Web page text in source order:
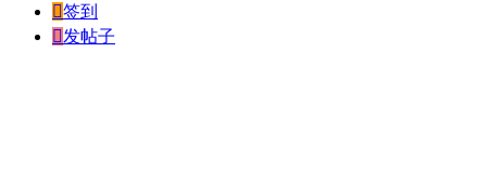
签到
发帖子